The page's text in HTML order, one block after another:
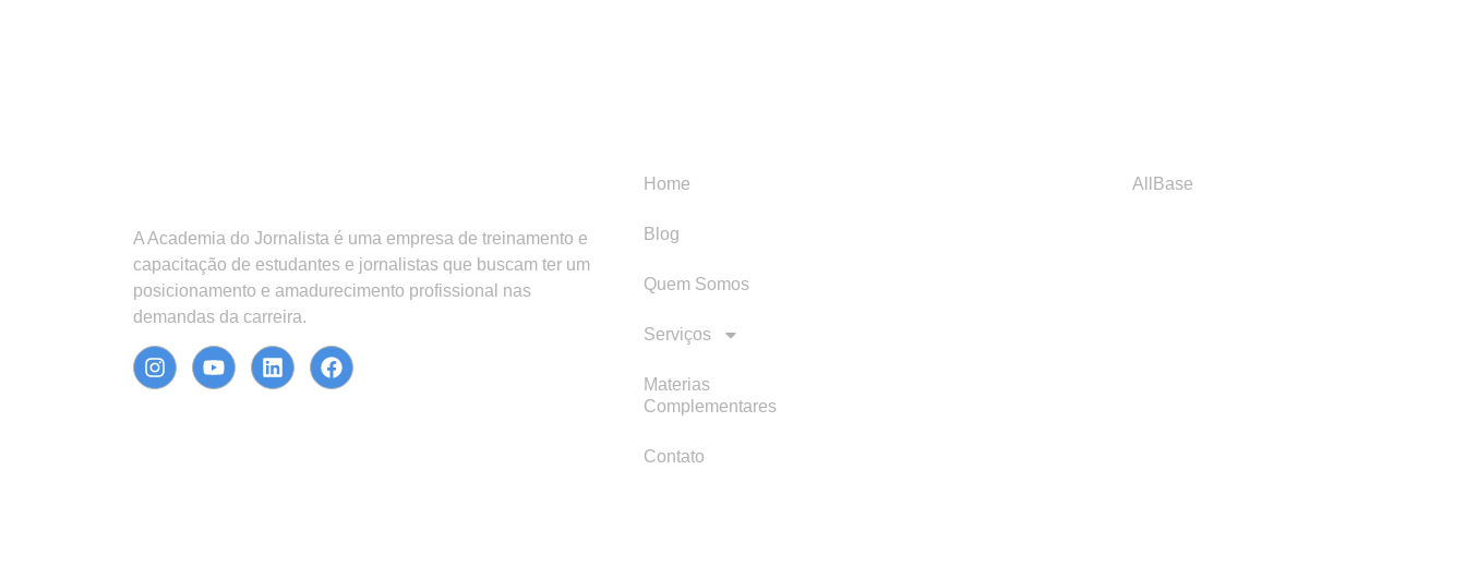
A Academia do Jornalista é uma empresa de treinamento e
capacitação de estudantes e jornalistas que buscam ter um
posicionamento e amadurecimento profissional nas
demandas da carreira.
Home
Blog
Quem Somos
Serviços
Materias
Complementares
Contato
AllBase